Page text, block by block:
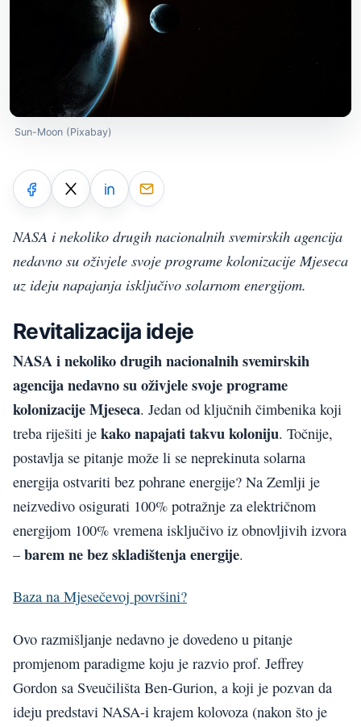
Sun-Moon (Pixabay)
NASA i nekoliko drugih nacionalnih svemirskih agencija
nedavno su oživjele svoje programe kolonizacije Mjeseca
uz ideju napajanja isključivo solarnom energijom.
Revitalizacija ideje
NASA i nekoliko drugih nacionalnih svemirskih
agencija nedavno su oživjele svoje programe
kolonizacije Mjeseca. Jedan od ključnih čimbenika koji
treba riješiti je kako napajati takvu koloniju. Točnije,
postavlja se pitanje može li se neprekinuta solarna
energija ostvariti bez pohrane energije? Na Zemlji je
neizvedivo osigurati 100% potražnje za električnom
energijom 100% vremena isključivo iz obnovljivih izvora
–barem ne bez skladištenja energije.
Baza na Mjesečevoj površini?
Ovo razmišljanje nedavno je dovedeno u pitanje
promjenom paradigme koju je razvio prof. Jeffrey
Gordon sa Sveučilišta Ben-Gurion, a koji je pozvan da
ideju predstavi NASA-i krajem kolovoza (nakon što je